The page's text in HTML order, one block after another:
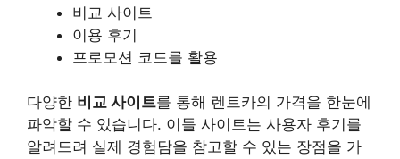
비교 사이트
이용 후기
프로모션 코드를 활용
다양한 비교 사이트를 통해 렌트카의 가격을 한눈에
파악할 수 있습니다. 이들 사이트는 사용자 후기를
알려드려 실제 경험담을 참고할 수 있는 장점을 가